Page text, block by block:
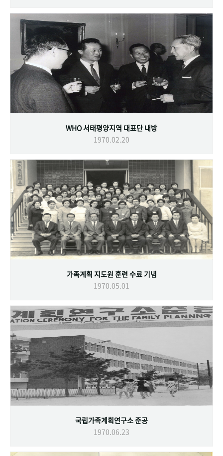
WHO 서태평양지역 대표단 내방
1970.02.20
가족계획 지도원 훈련 수료 기념
1970.05.01
국립가족계획연구소 준공
1970.06.23